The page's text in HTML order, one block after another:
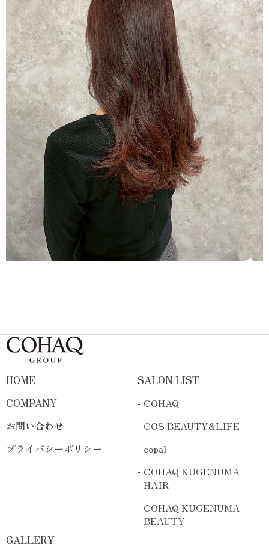
HOME
COMPANY
お問い合わせ
プライバシーポリシー
SALON LIST
COHAQ
COS BEAUTY&LIFE
copal
COHAQ KUGENUMA
HAIR
COHAQ KUGENUMA
BEAUTY
GALLERY